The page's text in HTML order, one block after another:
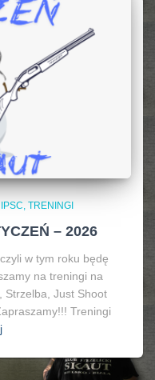
TRENINGI
– 2026
w tym roku będę
na treningi na
Strzelba, Just Shoot
Treningi